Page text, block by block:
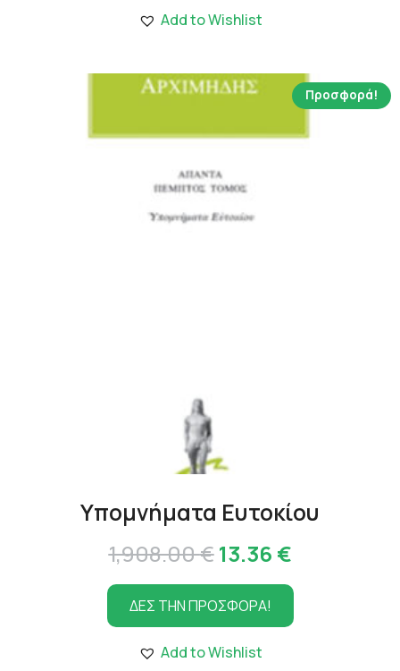
1,166.00 €.
Add to Wishlist
Προσφορά!
Υπομνήματα Ευτοκίου
1,908.00€Original
price
was:
1,908.00 €.
13.36 €Η
τρέχουσα
τιμή
ΔΕΣ ΤΗΝ ΠΡΟΣΦΟΡΑ!
Add to Wishlist